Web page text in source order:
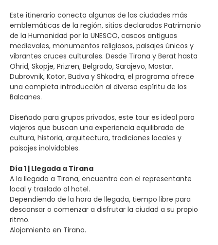
Este itinerario conecta algunas de las ciudades más
emblemáticas de la región, sitios declarados Patrimonio
de la Humanidad por la UNESCO, cascos antiguos
medievales, monumentos religiosos, paisajes únicos y
vibrantes cruces culturales. Desde Tirana y Berat hasta
Ohrid, Skopje, Prizren, Belgrado, Sarajevo, Mostar,
Dubrovnik, Kotor, Budva y Shkodra, el programa ofrece
una completa introducción al diverso espíritu de los
Balcanes.
Diseñado para grupos privados, este tour es ideal para
viajeros que buscan una experiencia equilibrada de
cultura, historia, arquitectura, tradiciones locales y
paisajes inolvidables.
Día 1 | Llegada a Tirana
A la llegada a Tirana, encuentro con el representante
local y traslado al hotel.
Dependiendo de la hora de llegada, tiempo libre para
descansar o comenzar a disfrutar la ciudad a su propio
ritmo.
Alojamiento en Tirana.